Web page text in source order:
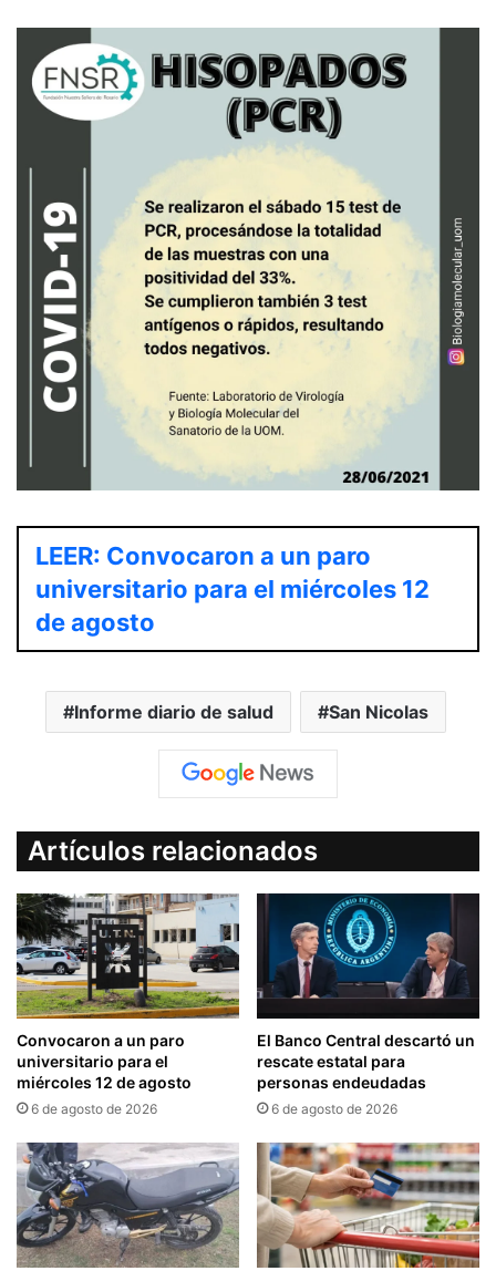
LEER: Convocaron a un paro
universitario para el miércoles 12
de agosto
Informe diario de salud San Nicolas
Artículos relacionados
Convocaron a un paro
universitario para el
miércoles 12 de agosto
6 de agosto de 2026
El Banco Central descartó un
rescate estatal para
personas endeudadas
6 de agosto de 2026